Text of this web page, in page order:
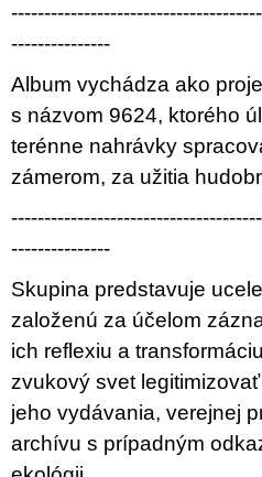
---------------
Album vychádza ako
s názvom 9624, ktorého
terénne nahrávky
zámerom, za užitia
---------------
Skupina predstavuje
založenú za účelom
ich reflexiu a
zvukový svet
jeho vydávania, verejnej
archívu s prípadným